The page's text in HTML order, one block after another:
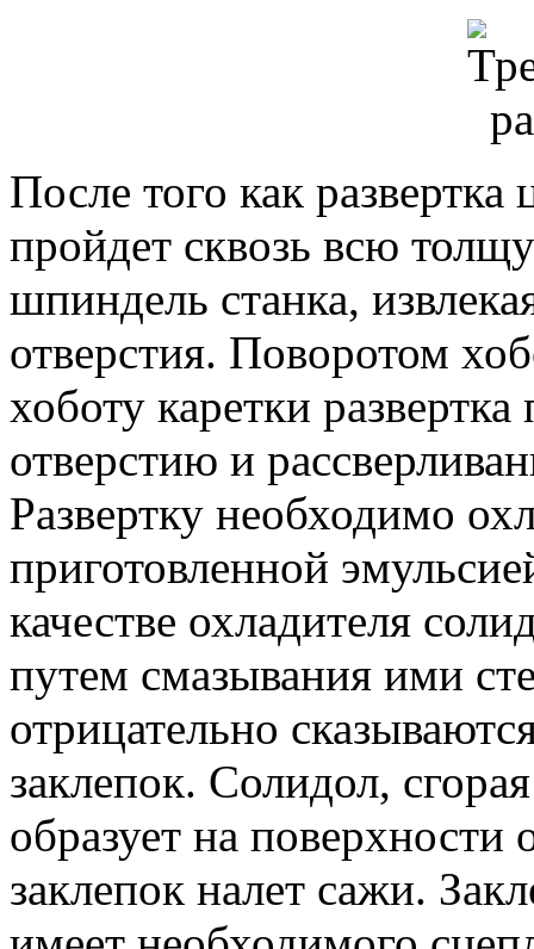
После того как
пройдет сквозь всю
шпиндель станка,
отверстия. Поворотом
хоботу каретки
отверстию и
Развертку необходимо
приготовленной
качестве охладителя
путем смазывания ими
отрицательно
заклепок. Солидол,
образует на поверхности
заклепок налет сажи.